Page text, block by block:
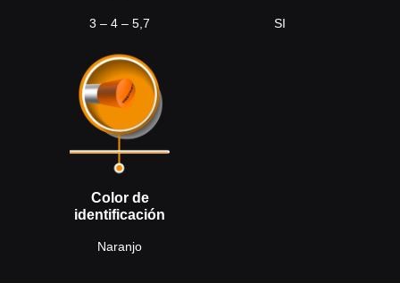
3 – 4 – 5,7 SI
Color de
identificación
Naranjo